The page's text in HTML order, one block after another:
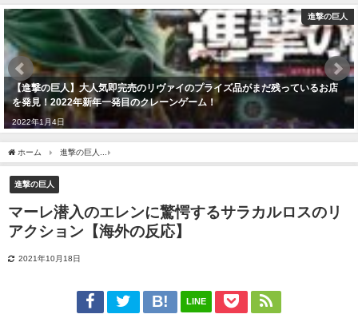
進撃の巨人
【進撃の巨人】大人気即完売のリヴァイのプライズ品がまだ残っているお店
を発見！2022年新年一発目のクレーンゲーム！
2022年1月4日
ホーム 進撃の巨人
進撃の巨人
マーレ潜入のエレンに驚愕するサラカルロスのリ
アクション【海外の反応】
2021年10月18日
LINE